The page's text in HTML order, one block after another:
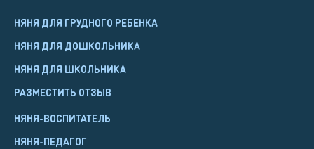
НЯНЯ ДЛЯ ГРУДНОГО РЕБЕНКА
НЯНЯ ДЛЯ ДОШКОЛЬНИКА
НЯНЯ ДЛЯ ШКОЛЬНИКА
РАЗМЕСТИТЬ ОТЗЫВ
НЯНЯ-ВОСПИТАТЕЛЬ
НЯНЯ-ПЕДАГОГ